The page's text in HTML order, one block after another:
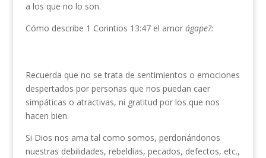
a los que no lo son.
Cómo describe 1 Corintios 13:47 el amor ágape?:
Recuerda que no se trata de sentimientos o emociones
despertados por personas que nos puedan caer
simpáticas o atractivas, ni gratitud por los que nos
hacen bien.
Si Dios nos ama tal como somos, perdonándonos
nuestras debilida­des, rebeldías, pecados, defectos, etc.,